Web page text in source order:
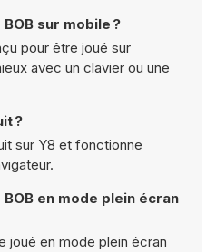
sur mobile ?
pour être joué sur
avec un clavier ou une
?
sur Y8 et fonctionne
en mode plein écran
joué en mode plein écran